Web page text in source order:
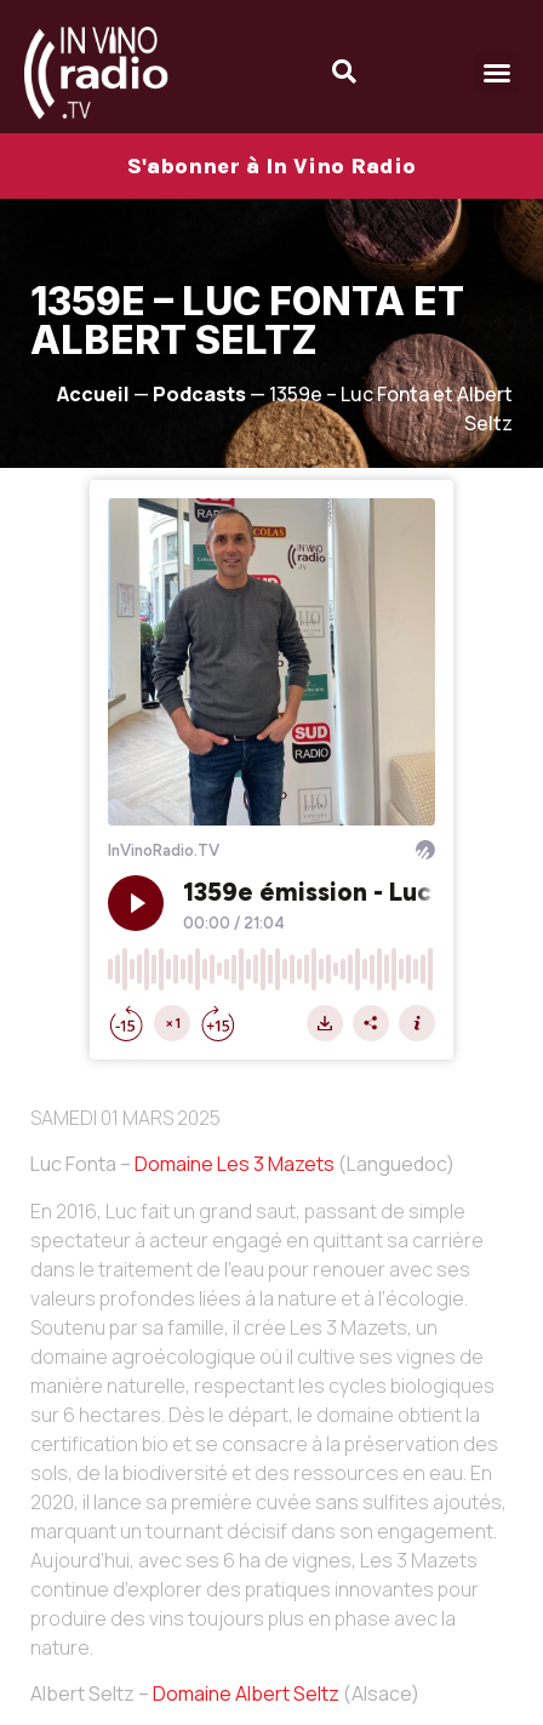
S'abonner à In Vino Radio
1359E – LUC FONTA ET
ALBERT SELTZ
Accueil — Podcasts— 1359e – Luc Fonta et Albert
Seltz
SAMEDI 01 MARS 2025
Luc Fonta –Domaine Les 3 Mazets (Languedoc)
En 2016, Luc fait un grand saut, passant de simple
spectateur à acteur engagé en quittant sa carrière
dans le traitement de l’eau pour renouer avec ses
valeurs profondes liées à la nature et à l’écologie.
Soutenu par sa famille, il crée Les 3 Mazets, un
domaine agroécologique où il cultive ses vignes de
manière naturelle, respectant les cycles biologiques
sur 6 hectares. Dès le départ, le domaine obtient la
certification bio et se consacre à la préservation des
sols, de la biodiversité et des ressources en eau. En
2020, il lance sa première cuvée sans sulfites ajoutés,
marquant un tournant décisif dans son engagement.
Aujourd’hui, avec ses 6 ha de vignes, Les 3 Mazets
continue d’explorer des pratiques innovantes pour
produire des vins toujours plus en phase avec la
nature.
Albert Seltz –Domaine Albert Seltz (Alsace)